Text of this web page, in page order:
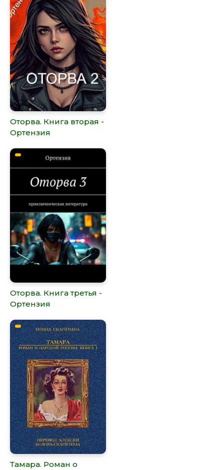
Оторва. Книга вторая -
Ортензия
Оторва. Книга третья -
Ортензия
Тамара. Роман о